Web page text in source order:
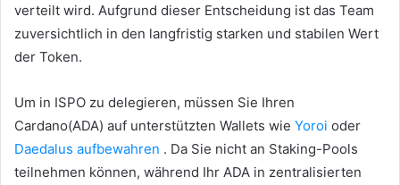
verteilt wird. Aufgrund dieser Entscheidung ist das Team
zuversichtlich in den langfristig starken und stabilen Wert
der Token.
Um in ISPO zu delegieren, müssen Sie Ihren
Cardano(ADA) auf unterstützten Wallets wie Yoroi oder
Daedalus aufbewahren . Da Sie nicht an Staking-Pools
teilnehmen können, während Ihr ADA in zentralisierten